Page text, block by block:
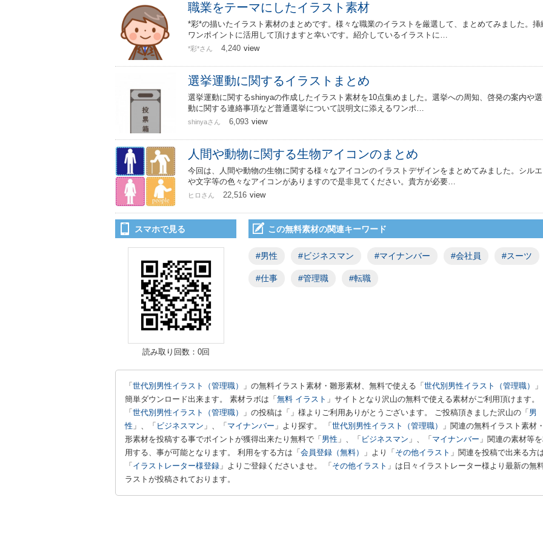
職業をテーマにしたイラスト素材
*彩*の描いたイラスト素材のまとめです。様々な職業のイラストを厳選して、まとめてみました。挿
ワンポイントに活用して頂けますと幸いです。紹介しているイラストに…
*彩*さん 4,240 view
選挙運動に関するイラストまとめ
選挙運動に関するshinyaの作成したイラスト素材を10点集めました。選挙への周知、啓発の案内や
動に関する連絡事項など普通選挙について説明文に添えるワンポ…
shinyaさん 6,093 view
人間や動物に関する生物アイコンのまとめ
今回は、人間や動物の生物に関する様々なアイコンのイラストデザインをまとめてみました。シルエ
や文字等の色々なアイコンがありますので是非見てください。貴方が必要…
ヒロさん 22,516 view
スマホで見る
読み取り回数：0回
この無料素材の関連キーワード
#男性 #ビジネスマン #マイナンバー #会社員 #スーツ
#仕事 #管理職 #転職
「 世代別男性イラスト（管理職） 」の無料イラスト素材・雛形素材、無料で使える「 世代別男性イラスト（管理職）
簡単ダウンロード出来ます。 素材ラボは「 無料 イラスト 」サイトとなり沢山の無料で使える素材がご利用頂けます。
「 世代別男性イラスト（管理職） 」の投稿は「 」様よりご利用ありがとうございます。 ご投稿頂きました沢山の「 男
性 」、「 ビジネスマン 」、「 マイナンバー 」より探す。 「 世代別男性イラスト（管理職）
」関連の無料イラスト素材
形素材を投稿する事でポイントが獲得出来たり無料で「 男性 」、「 ビジネスマン 」、「 マイナンバー 」関連の素材等を
用する、事が可能となります。 利用をする方は「 会員登録（無料） 」より「 その他イラスト 」関連を投稿で出来る方
「 イラストレーター様登録 」よりご登録くださいませ。 「 その他イラスト 」は日々イラストレーター様より最新の無
ラストが投稿されております。